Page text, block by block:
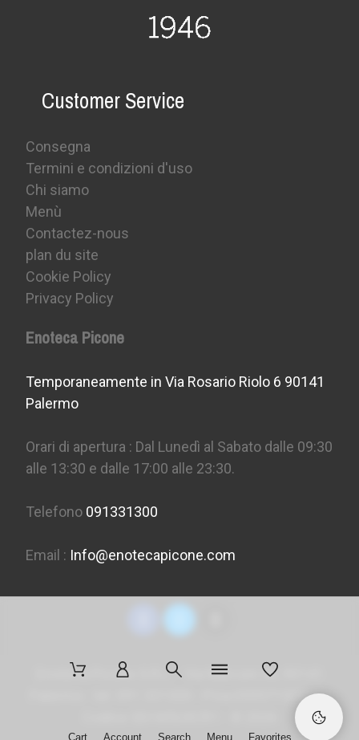
Customer Service
Consegna
Termini e condizioni d'uso
Chi siamo
Menù
Contactez-nous
plan du site
Cookie Policy
Privacy Policy
Enoteca Picone
Temporaneamente in Via Rosario Riolo 6 90141
Palermo
Orari di apertura : Dal Lunedì al Sabato dalle 09:30
alle 13:30 e dalle 17:00 alle 23:30.
Telefono 091331300
Email : Info@enotecapicone.com
Enoteca Picone S.R.L. - Via Marconi 36, 90141
Palermo - tel. 091 331300 - P.Iva 05957150823 -
Cart Account Search Menu Favorites